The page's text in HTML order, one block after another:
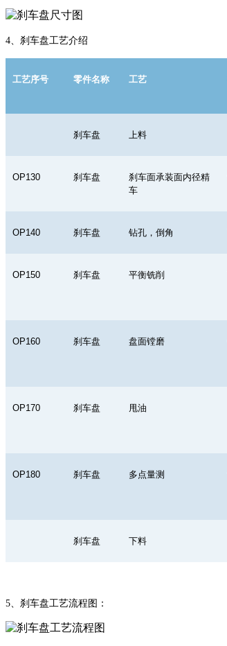
4、 刹车盘工艺介绍
工艺序号 零件名称 工艺
刹车盘 上料
OP130 刹车盘
刹车面承装面内径精
车
OP140 刹车盘 钻孔，倒角
OP150 刹车盘 平衡铣削
OP160 刹车盘 盘面镗磨
OP170 刹车盘 甩油
OP180 刹车盘 多点量测
刹车盘 下料
5 、刹车盘工艺流程图：